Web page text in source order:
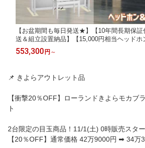
【お盆期間も毎日発送★】【10年間長期保
送＆組立設置納品】【15,000円相当ヘッド
ト有】【組立設置納品】Roland ローランド
X-9 LX9 LX708後継【単品】【ヘッドホン&
553,300 円 ～
📌 きよらアウトレット品
【衝撃20％OFF】ローランドきよらモカブ
ト
2台限定の目玉商品！11/1(土) 0時販売スタ
【20％OFF】通常価格 42万9000円 ➡ 34万